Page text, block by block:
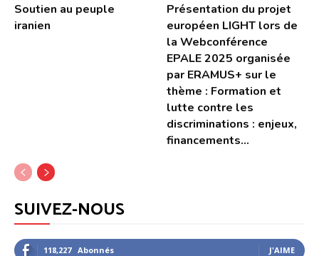
Soutien au peuple
iranien
Présentation du projet
européen LIGHT lors de
la Webconférence
EPALE 2025 organisée
par ERAMUS+ sur le
thème : Formation et
lutte contre les
discriminations : enjeux,
financements...
SUIVEZ-NOUS
118,227 Abonnés J'AIME